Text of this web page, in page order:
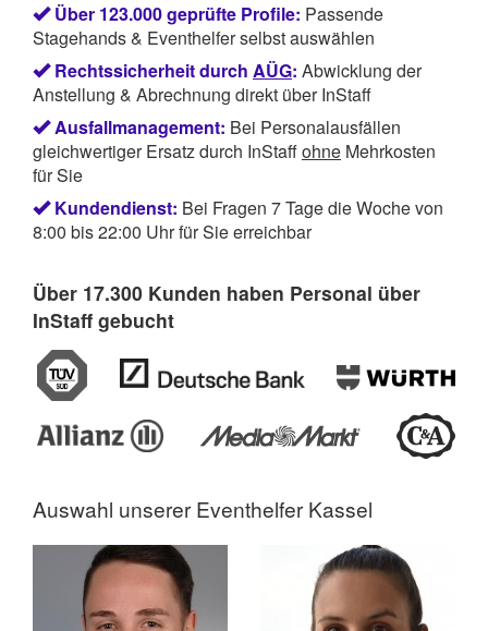
Über 123.000 geprüfte Profile: Passende
Stagehands & Eventhelfer selbst auswählen
Rechtssicherheit durch AÜG: Abwicklung der
Anstellung & Abrechnung direkt über InStaff
Ausfallmanagement: Bei Personalausfällen
gleichwertiger Ersatz durch InStaffohne Mehrkosten
für Sie
Kundendienst: Bei Fragen 7 Tage die Woche von
8:00 bis 22:00 Uhr für Sie erreichbar
Über 17.300 Kunden haben Personal über
InStaff gebucht
Auswahl unsererEventhelfer Kassel